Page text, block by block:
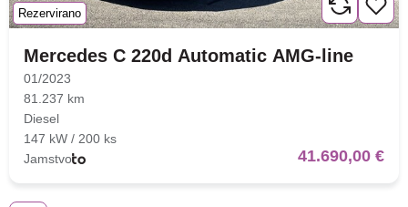
Rezervirano
Mercedes C 220d Automatic AMG-line
01/2023
81.237 km
Diesel
147 kW / 200 ks
Jamstvo
41.690,00 €